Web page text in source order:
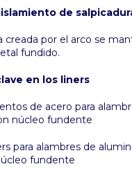
de
creada por el arco se
fundido.
en los liners
de acero para
núcleo fundente
para alambres de
fundente